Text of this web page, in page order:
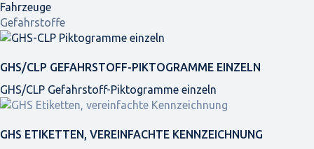
Fahrzeuge
Gefahrstoffe
GHS/CLP GEFAHRSTOFF-PIKTOGRAMME EINZELN
GHS/CLP Gefahrstoff-Piktogramme einzeln
GHS ETIKETTEN, VEREINFACHTE KENNZEICHNUNG